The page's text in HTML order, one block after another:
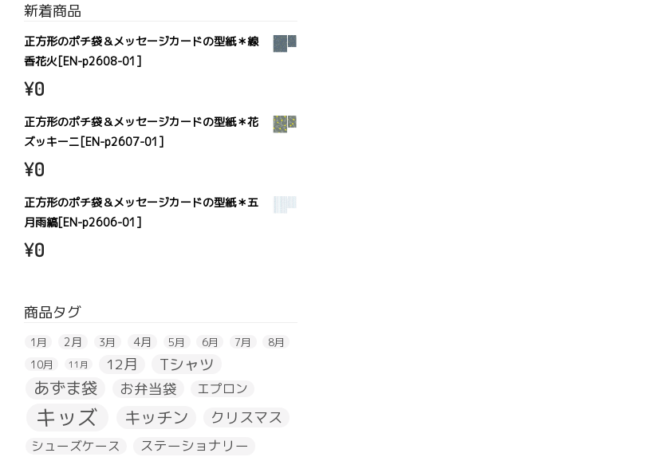
新着商品
正方形のポチ袋＆メッセージカードの型紙＊線
香花火[EN-p2608-01]
¥0
正方形のポチ袋＆メッセージカードの型紙＊花
ズッキーニ[EN-p2607-01]
¥0
正方形のポチ袋＆メッセージカードの型紙＊五
月雨縞[EN-p2606-01]
¥0
商品タグ
1月 2月 3月 4月 5月 6月 7月
8月
10月
11月 12月 Tシャツ
あずま袋 お弁当袋 エプロン
キッズ キッチン クリスマス
シューズケース ステーショナリー